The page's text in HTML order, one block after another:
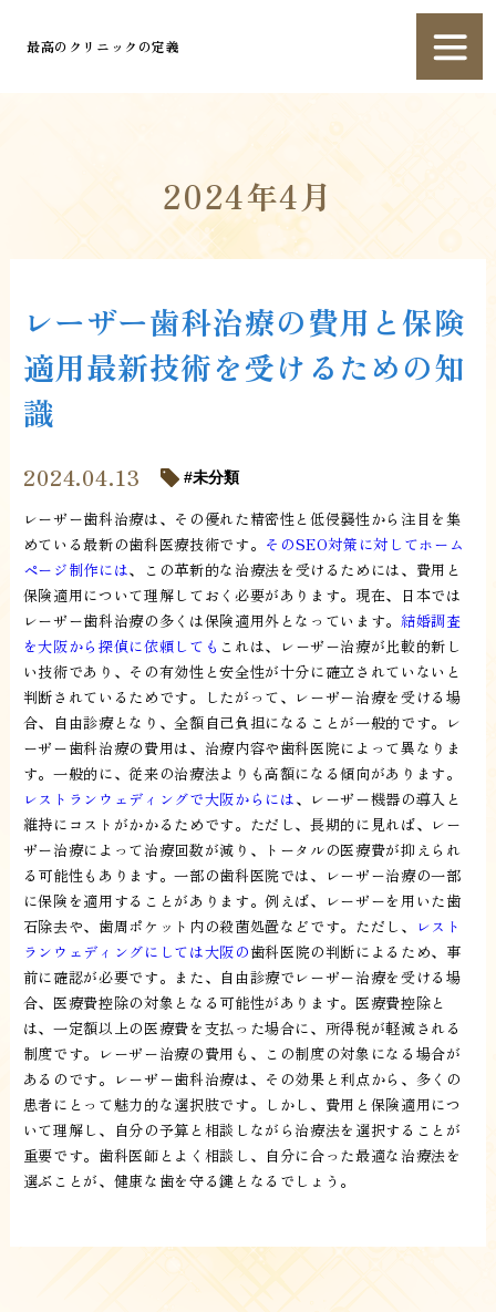
最高のクリニックの定義
2024年4月
レーザー歯科治療の費用と保険
適用最新技術を受けるための知
識
2024.04.13 未分類
レーザー歯科治療は、その優れた精密性と低侵襲性から注目を集
めている最新の歯科医療技術です。 そのSEO対策に対してホーム
ページ制作には、この革新的な治療法を受けるためには、費用と
保険適用について理解しておく必要があります。現在、日本では
レーザー歯科治療の多くは保険適用外となっています。結婚調査
を大阪から探偵に依頼しても これは、レーザー治療が比較的新し
い技術であり、その有効性と安全性が十分に確立されていないと
判断されているためです。したがって、レーザー治療を受ける場
合、自由診療となり、全額自己負担になることが一般的です。レ
ーザー歯科治療の費用は、治療内容や歯科医院によって異なりま
す。一般的に、従来の治療法よりも高額になる傾向があります。
レストランウェディングで大阪からには、レーザー機器の導入と
維持にコストがかかるためです。ただし、長期的に見れば、レー
ザー治療によって治療回数が減り、トータルの医療費が抑えられ
る可能性もあります。一部の歯科医院では、レーザー治療の一部
に保険を適用することがあります。例えば、レーザーを用いた歯
石除去や、歯周ポケット内の殺菌処置などです。ただし、 レスト
ランウェディングにしては大阪の歯科医院の判断によるため、事
前に確認が必要です。また、自由診療でレーザー治療を受ける場
合、医療費控除の対象となる可能性があります。医療費控除と
は、一定額以上の医療費を支払った場合に、所得税が軽減される
制度です。レーザー治療の費用も、この制度の対象になる場合が
あるのです。レーザー歯科治療は、その効果と利点から、多くの
患者にとって魅力的な選択肢です。しかし、費用と保険適用につ
いて理解し、自分の予算と相談しながら治療法を選択することが
重要です。歯科医師とよく相談し、自分に合った最適な治療法を
選ぶことが、健康な歯を守る鍵となるでしょう。